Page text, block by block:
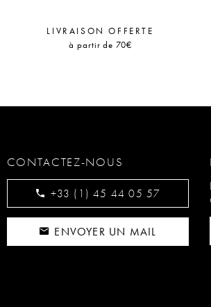
LIVRAISON OFFERTE
à partir de 70€
CONTACTEZ-NOUS
+33 (1) 45 44 05 57
ENVOYER UN MAIL